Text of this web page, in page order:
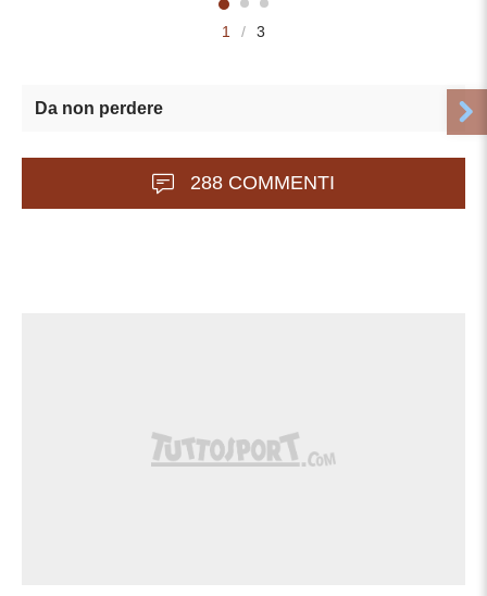
1 / 3
Da non perdere
288 COMMENTI